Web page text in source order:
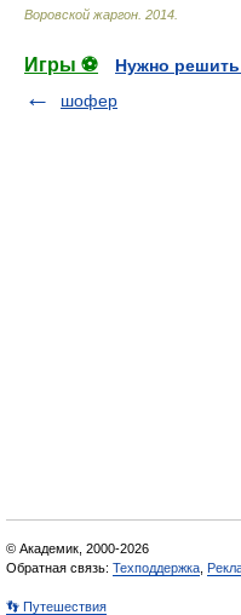
Воровской жаргон 2014
Игры ⚽
Нужно
шофер
© Академик, 2000-2026
Обратная связь: Техподдержка
👣 Путешествия